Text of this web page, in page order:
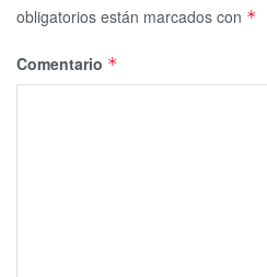
obligatorios están marcados con *
Comentario *